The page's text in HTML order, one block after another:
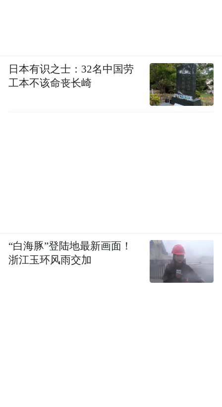
日本有识之士：32名中国劳
工本不该命丧长崎
“白海豚”登陆地最新画面！
浙江玉环风雨交加